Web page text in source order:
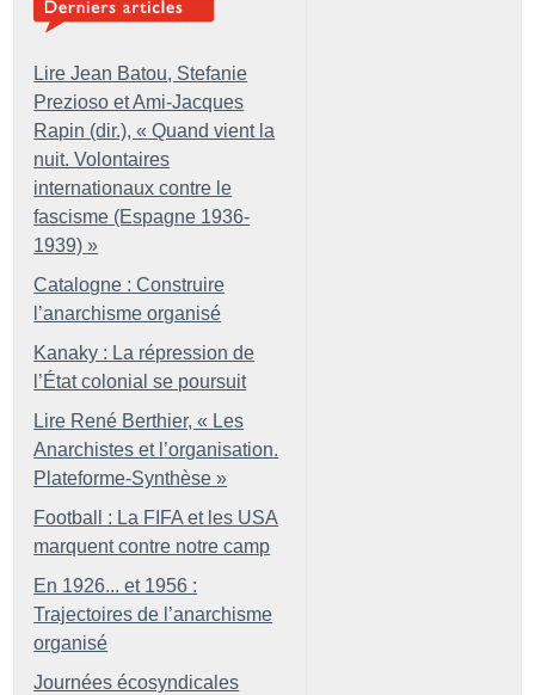
Lire Jean Batou, Stefanie
Prezioso et Ami-Jacques
Rapin (dir.), « Quand vient la
nuit. Volontaires
internationaux contre le
fascisme (Espagne 1936-
1939) »
Catalogne : Construire
l’anarchisme organisé
Kanaky : La répression de
l’État colonial se poursuit
Lire René Berthier, « Les
Anarchistes et l’organisation.
Plateforme-Synthèse »
Football : La FIFA et les USA
marquent contre notre camp
En 1926... et 1956 :
Trajectoires de l’anarchisme
organisé
Journées écosyndicales